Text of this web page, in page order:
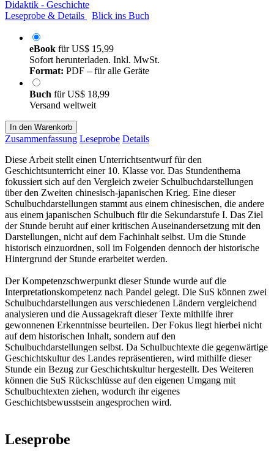
Didaktik - Geschichte
Leseprobe & Details
Blick ins Buch
eBook fürUS$ 15,99
Sofort herunterladen. Inkl. MwSt.
Format: PDF – für alle Geräte
Buch fürUS$ 18,99
Versand weltweit
In den Warenkorb
Zusammenfassung Leseprobe Details
Diese Arbeit stellt einen Unterrichtsentwurf für den
Geschichtsunterricht einer 10. Klasse vor. Das Stundenthema
fokussiert sich auf den Vergleich zweier Schulbuchdarstellungen
über den Zweiten chinesisch-japanischen Krieg. Eine dieser
Schulbuchdarstellungen stammt aus einem chinesischen, die andere
aus einem japanischen Schulbuch für die Sekundarstufe I. Das Ziel
der Stunde beruht auf einer kritischen Auseinandersetzung mit den
Darstellungen, nicht auf dem Fachinhalt selbst. Um die Stunde
historisch einzuordnen, soll im Folgenden dennoch der historische
Hintergrund der Stunde erarbeitet werden.
Der Kompetenzschwerpunkt dieser Stunde wurde auf die
Interpretationskompetenz nach Pandel gelegt. Die SuS können zwei
Schulbuchdarstellungen aus verschiedenen Ländern vergleichend
analysieren und die Aussagekraft dieser Texte mithilfe ihrer
gewonnenen Erkenntnisse beurteilen. Der Fokus liegt hierbei nicht
auf dem historischen Inhalt, sondern auf den
Schulbuchdarstellungen selbst. Da Schulbuchtexte die gegenwärtige
Geschichtskultur des Landes repräsentieren, wird mithilfe dieser
Stunde ein Bezug zur Geschichtskultur hergestellt. Des Weiteren
können die SuS Rückschlüsse auf den eigenen Umgang mit
Schulbuchtexten ziehen, wodurch ihr eigenes
Geschichtsbewusstsein angesprochen wird.
Leseprobe